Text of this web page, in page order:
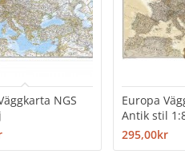
NGS
Europa
Antik stil
295,00kr